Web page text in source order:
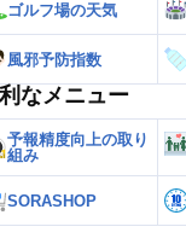
ゴルフ場の天気
風邪予防指数
なメニュー
予報精度向上の取り
組み
SORASHOP